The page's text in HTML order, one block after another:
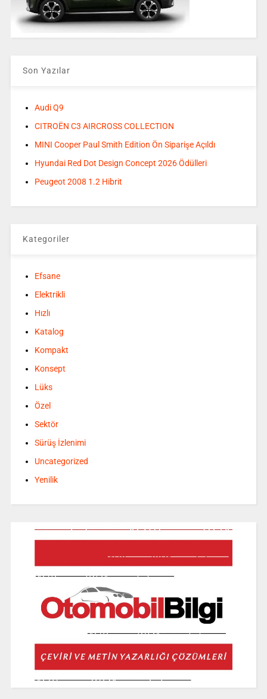
Son Yazılar
Audi Q9
CITROËN C3 AIRCROSS COLLECTION
MINI Cooper Paul Smith Edition Ön Siparişe Açıldı
Hyundai Red Dot Design Concept 2026 Ödülleri
Peugeot 2008 1.2 Hibrit
Kategoriler
Efsane
Elektrikli
Hızlı
Katalog
Kompakt
Konsept
Lüks
Özel
Sektör
Sürüş İzlenimi
Uncategorized
Yenilik